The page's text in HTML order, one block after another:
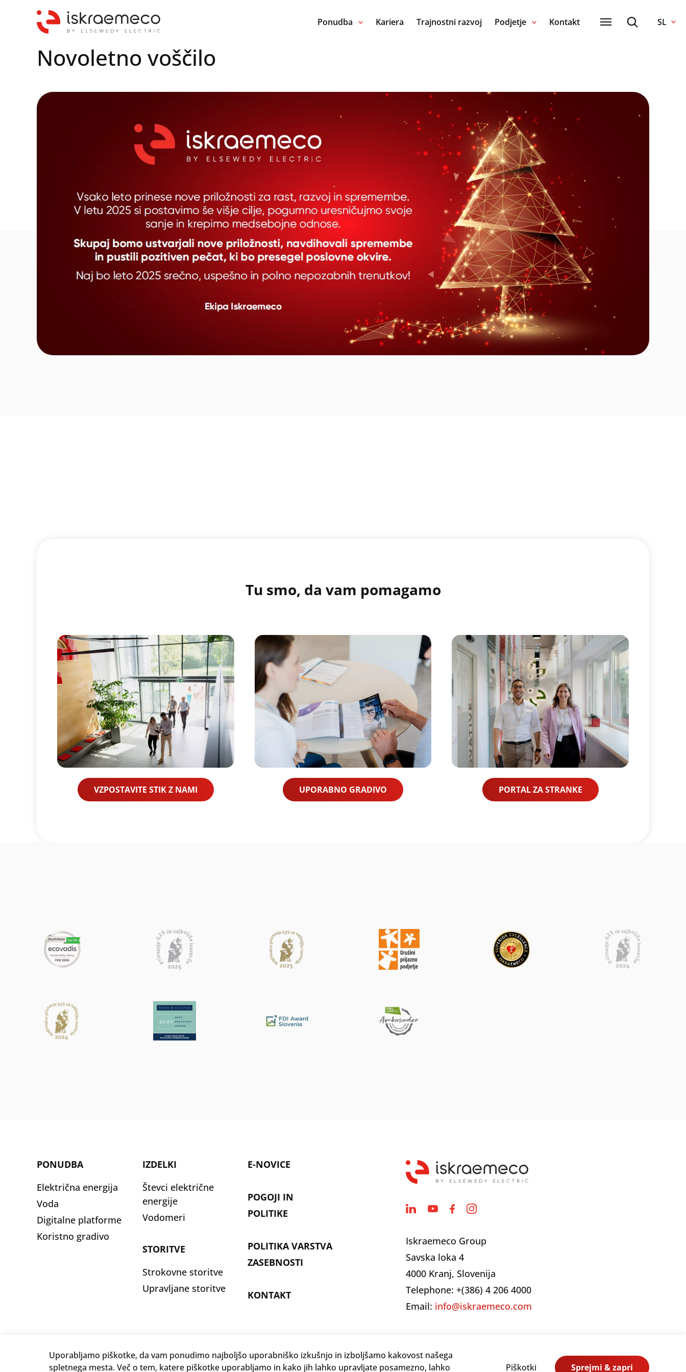
Ponudba Kariera Trajnostni razvoj Podjetje Kontakt SL
Search
Oddaj
Novoletno voščilo
Tu smo, da vam pomagamo
VZPOSTAVITE STIK Z NAMI UPORABNO GRADIVO PORTAL ZA STRANKE
PONUDBA
Električna energija
Voda
Digitalne platforme
Koristno gradivo
IZDELKI
Števci električne
energije
Vodomeri
STORITVE
Strokovne storitve
Upravljane storitve
E-NOVICE
POGOJI IN
POLITIKE
POLITIKA VARSTVA
ZASEBNOSTI
KONTAKT
Iskraemeco Group
Savska loka 4
4000 Kranj, Slovenija
Telephone: +(386) 4 206 4000
Email: info@iskraemeco.com
© 2026. Iskraemeco Group All rights reserved.
Uporabljamo piškotke, da vam ponudimo najboljšo uporabniško izkušnjo in izboljšamo kakovost našega
spletnega mesta. Več o tem, katere piškotke uporabljamo in kako jih lahko upravljate posamezno, lahko
Piškotki Sprejmi & zapri